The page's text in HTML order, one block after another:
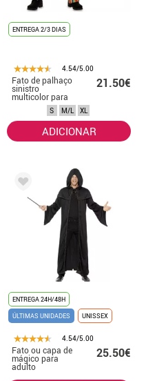
ENTREGA 2/3 DIAS
4.54/5.00
Fato de palhaço
sinistro
multicolor para
21.50€
S M/L XL
ADICIONAR
ENTREGA 24H/48H
ÚLTIMAS UNIDADES
UNISSEX
4.54/5.00
Fato ou capa de
mágico para
adulto
25.50€